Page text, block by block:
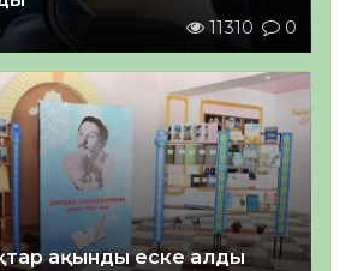
11310 0
ақынды еске алды